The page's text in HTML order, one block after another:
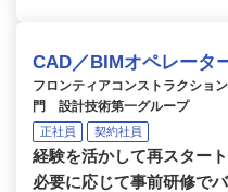
CAD／BIMオペレータ
フロンティアコンストラクショ
門 設計技術第一グループ
正社員 契約社員
経験を活かして再スター
必要に応じて事前研修で